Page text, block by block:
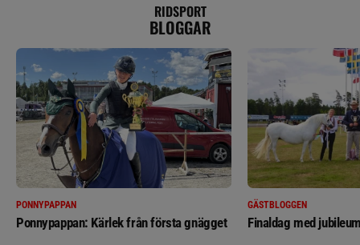
RIDSPORT
BLOGGAR
PONNYPAPPAN
Ponnypappan: Kärlek från första gnägget
GÄSTBLOGGEN
Finaldag med